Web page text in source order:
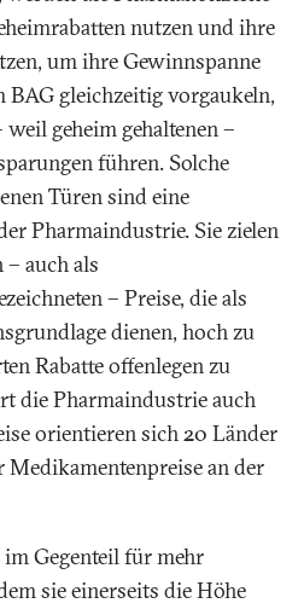
nutzen und ihre
um ihre Gewinnspanne
BAG gleichzeitig vorgaukeln,
geheim gehaltenen –
führen. Solche
Türen sind eine
Pharmaindustrie. Sie zielen
auch als
– Preise, die als
dienen, hoch zu
Rabatte offenlegen zu
die Pharmaindustrie auch
orientieren sich 20 Länder
Medikamentenpreise an der
Gegenteil für mehr
sie einerseits die Höhe